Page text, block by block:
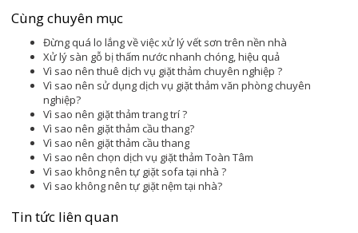
Cùng chuyên mục
Đừng quá lo lắng về việc xử lý vết sơn trên nền nhà
Xử lý sàn gỗ bị thấm nước nhanh chóng, hiệu quả
Vì sao nên thuê dịch vụ giặt thảm chuyên nghiệp ?
Vì sao nên sử dụng dịch vụ giặt thảm văn phòng chuyên
nghiệp?
Vì sao nên giặt thảm trang trí ?
Vì sao nên giặt thảm cầu thang?
Vì sao nên giặt thảm cầu thang
Vì sao nên chọn dịch vụ giặt thảm Toàn Tâm
Vì sao không nên tự giặt sofa tại nhà ?
Vì sao không nên tự giặt nệm tại nhà?
Tin tức liên quan